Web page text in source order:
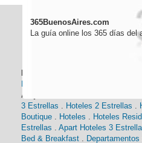
365BuenosAires.com
La guía online los 365 días del
Información general:
Distancias
Alojamiento:
3 Estrellas
Hoteles 2 Estrellas
Boutique
Hoteles Hoteles
Estrellas
Apart Hoteles 3
Bed & Breakfast